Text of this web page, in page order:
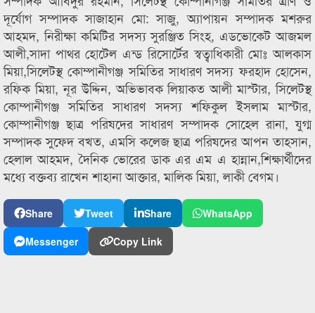
দূর্যোগ সম্পাদক সাজাহান মো: সাজু, অ্যাপায়ন সম্পাদক মশরুর
আহমদ, নিরীক্ষা কমিটির সদস্য সুরঞ্জিত সিংহ, এডভোকেট আজমল
আলী,সাদা পাথর হোটেল এন্ড রিসোর্টের স্বত্বাধিকারী মোঃ আলকাস
মিয়া,সিলেটস্থ কোম্পানীগঞ্জ সমিতির সাধারণ সদস্য ফরহাদ হোসেন,
রফিক মিয়া, নূর উদ্দিন, অভিভাবক লিয়াকত আলী মাস্টার, সিলেটস্থ
কোম্পানীগঞ্জ সমিতির সাধারণ সদস্য শফিকুল ইসলাম মাস্টার,
কোম্পানীগঞ্জ ছাত্র পরিষদের সাধারণ সম্পাদক সোহেল রানা, যুগ্ম
সম্পাদক সুফেদ বখত, এমসি কলেজ ছাত্র পরিষদের আপন তাহসান,
হেলাল আহমদ, দৈনিক ভোরের ডাক এর এম এ হান্নান,শিক্ষার্থীদের
মধ্যে বক্তব্য রাখেন শাহানা আক্তার, মালিক মিয়া, লাকী বেগম।
Share Tweet Share
WhatsApp
Messenger
Copy Link